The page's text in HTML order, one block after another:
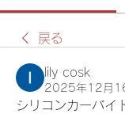
戻る
lily cosk
2025年12月
シリコンカーバイ